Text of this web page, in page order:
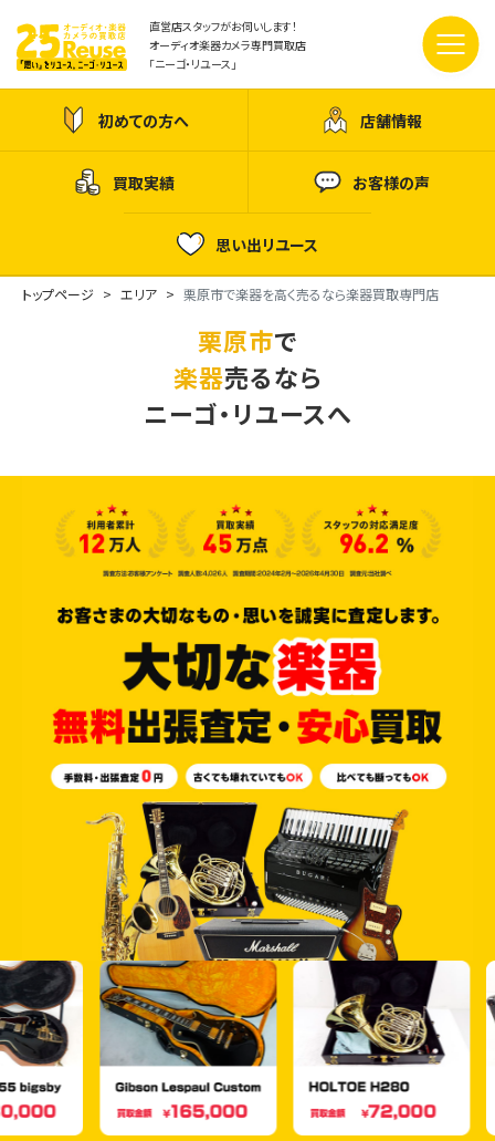
直営店スタッフがお伺いします！
オーディオ楽器カメラ専門買取店
「ニーゴ・リユース」
初めての方へ 店舗情報
買取実績 お客様の声
思い出リユース
トップページ エリア 栗原市で楽器を高く売るなら楽器買取専門店
栗原市で
楽器売るなら
ニーゴ・リユースへ